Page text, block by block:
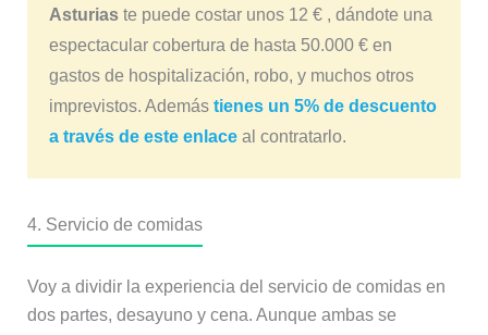
Asturias te puede costar unos 12 € , dándote una
espectacular cobertura de hasta 50.000 € en
gastos de hospitalización, robo, y muchos otros
imprevistos. Además tienes un 5% de descuento
a través de este enlaceal contratarlo.
4. Servicio de comidas
Voy a dividir la experiencia del servicio de comidas en
dos partes, desayuno y cena. Aunque ambas se